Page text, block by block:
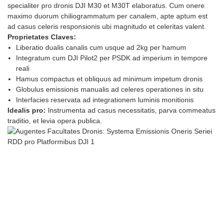
specialiter pro dronis DJI M30 et M30T elaboratus. Cum onere
maximo duorum chiliogrammatum per canalem, apte aptum est
ad casus celeris responsionis ubi magnitudo et celeritas valent.
Proprietates Claves:
Liberatio dualis canalis cum usque ad 2kg per hamum
Integratum cum DJI Pilot2 per PSDK ad imperium in tempore
reali
Hamus compactus et obliquus ad minimum impetum dronis
Globulus emissionis manualis ad celeres operationes in situ
Interfacies reservata ad integrationem luminis monitionis
Idealis pro: Instrumenta ad casus necessitatis, parva commeatus
traditio, et levia opera publica.